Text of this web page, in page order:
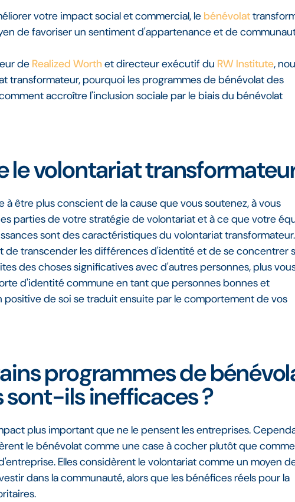
votre impact social et commercial, le bénévolat
de favoriser un sentiment d'appartenance et de
de Realized Worthet directeur exécutif du RW Institute,
transformateur, pourquoi les programmes de bénévolat des
accroître l'inclusion sociale par le biais du bénévolat
le volontariat
à être plus conscient de la cause que vous soutenez, à vous
parties de votre stratégie de volontariat et à ce que votre
sont des caractéristiques du volontariat transformateur.
de transcender les différences d'identité et de se concentrer
des choses significatives avec d'autres personnes, plus
d'identité commune en tant que personnes bonnes et
de soi se traduit ensuite par le comportement de vos
programmes de
sont-ils inefficaces ?
plus important que ne le pensent les entreprises.
le bénévolat comme une case à cocher plutôt que
Elles considèrent le volontariat comme un moyen
dans la communauté, alors que les bénéfices réels pour la